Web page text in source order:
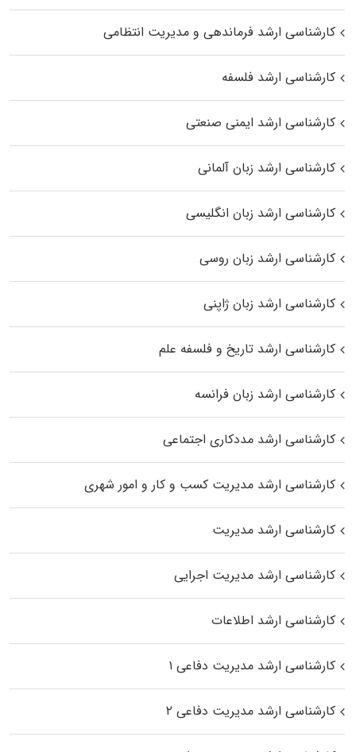
کارشناسی ارشد فرماندهی و مدیریت انتظامی
کارشناسی ارشد فلسفه
کارشناسی ارشد ایمنی صنعتی
کارشناسی ارشد زبان آلمانی
کارشناسی ارشد زبان انگلیسی
کارشناسی ارشد زبان روسی
کارشناسی ارشد زبان ژاپنی
کارشناسی ارشد تاریخ و فلسفه علم
کارشناسی ارشد زبان فرانسه
کارشناسی ارشد مددکاری اجتماعی
کارشناسی ارشد مدیریت کسب و کار و امور شهری
کارشناسی ارشد مدیریت
کارشناسی ارشد مدیریت اجرایی
کارشناسی ارشد اطلاعات
کارشناسی ارشد مدیریت دفاعی ۱
کارشناسی ارشد مدیریت دفاعی ۲